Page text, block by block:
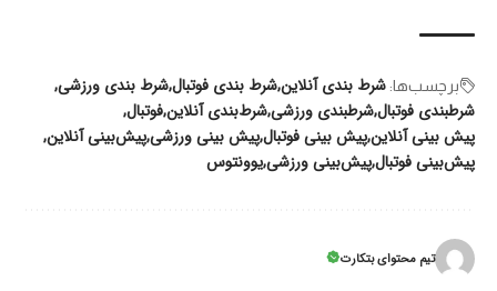
برچسب‌‌ها: شرط بندی آنلاینشرط بندی فوتبالشرط بندی ورزشی
شرطبندی فوتبالشرطبندی ورزشیشرط‌بندی آنلاینفوتبال
پیش بینی آنلاینپیش بینی فوتبالپیش بینی ورزشیپیش‌بینی آنلاین
پیش‌بینی فوتبالپیش‌بینی ورزشییوونتوس
تیم محتوای بتکارت